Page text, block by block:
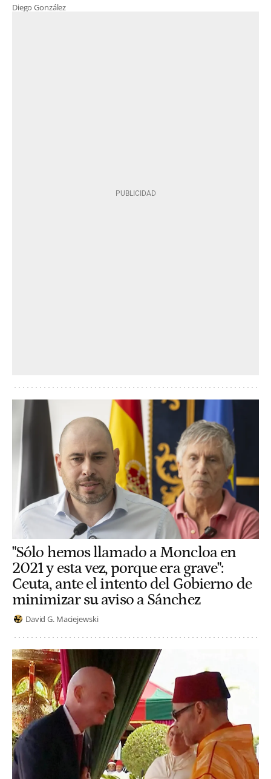
Diego González
"Sólo hemos llamado a Moncloa en
2021 y esta vez, porque era grave":
Ceuta, ante el intento del Gobierno de
minimizar su aviso a Sánchez
David G. Maciejewski